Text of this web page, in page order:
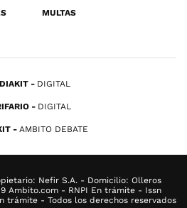
MULTAS
DIGITAL
DIGITAL
AMBITO DEBATE
Nefir S.A. - Domicilio: Olleros
Ambito.com - RNPI En trámite - Issn
trámite - Todos los derechos reservados